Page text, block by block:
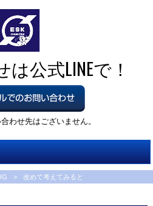
公式LINEで！
わせ先はございません。
> 改めて考えてみると